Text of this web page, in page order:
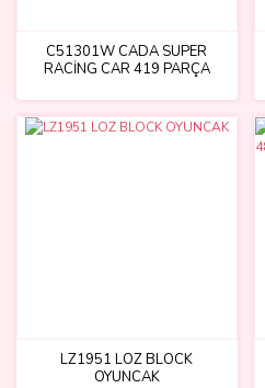
C51301W CADA SUPER
RACİNG CAR 419 PARÇA
LZ1951 LOZ BLOCK
OYUNCAK